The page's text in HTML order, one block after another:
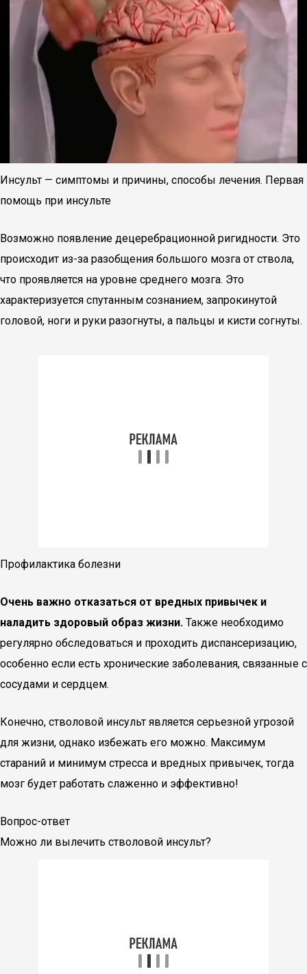
Инсульт — симптомы и причины, способы лечения. Первая
помощь при инсульте
Возможно появление децеребрационной ригидности. Это
происходит из-за разобщения большого мозга от ствола,
что проявляется на уровне среднего мозга. Это
характеризуется спутанным сознанием, запрокинутой
головой, ноги и руки разогнуты, а пальцы и кисти согнуты.
Профилактика болезни
Очень важно отказаться от вредных привычек и
наладить здоровый образ жизни. Также необходимо
регулярно обследоваться и проходить диспансеризацию,
особенно если есть хронические заболевания, связанные с
сосудами и сердцем.
Конечно, стволовой инсульт является серьезной угрозой
для жизни, однако избежать его можно. Максимум
стараний и минимум стресса и вредных привычек, тогда
мозг будет работать слаженно и эффективно!
Вопрос-ответ
Можно ли вылечить стволовой инсульт?